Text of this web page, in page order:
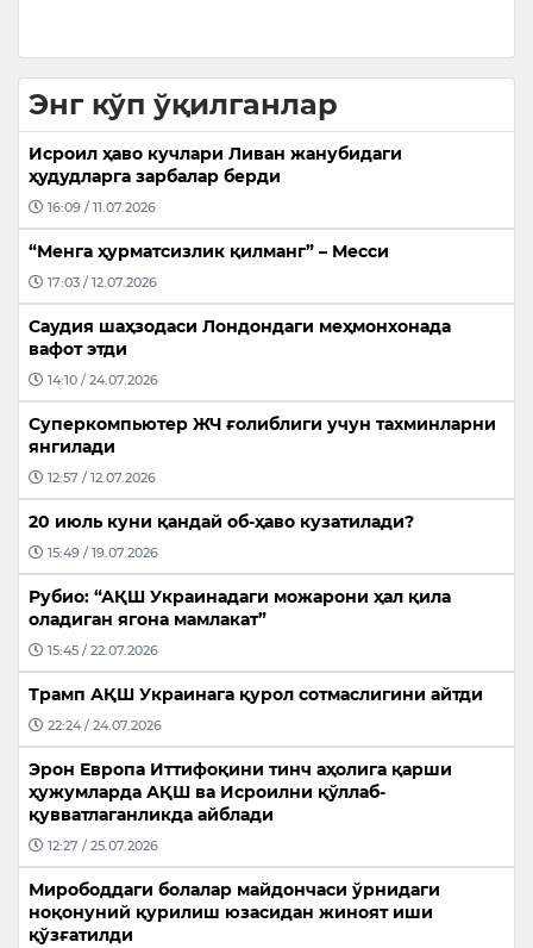
Энг кўп ўқилганлар
Исроил ҳаво кучлари Ливан жанубидаги
ҳудудларга зарбалар берди
16:09 / 11.07.2026
“Менга ҳурматсизлик қилманг” – Месси
17:03 / 12.07.2026
Саудия шаҳзодаси Лондондаги меҳмонхонада
вафот этди
14:10 / 24.07.2026
Суперкомпьютер ЖЧ ғолиблиги учун тахминларни
янгилади
12:57 / 12.07.2026
20 июль куни қандай об-ҳаво кузатилади?
15:49 / 19.07.2026
Рубио: “АҚШ Украинадаги можарони ҳал қила
оладиган ягона мамлакат”
15:45 / 22.07.2026
Трамп АҚШ Украинага қурол сотмаслигини айтди
22:24 / 24.07.2026
Эрон Европа Иттифоқини тинч аҳолига қарши
ҳужумларда АҚШ ва Исроилни қўллаб-
қувватлаганликда айблади
12:27 / 25.07.2026
Мирободдаги болалар майдончаси ўрнидаги
ноқонуний қурилиш юзасидан жиноят иши
қўзғатилди